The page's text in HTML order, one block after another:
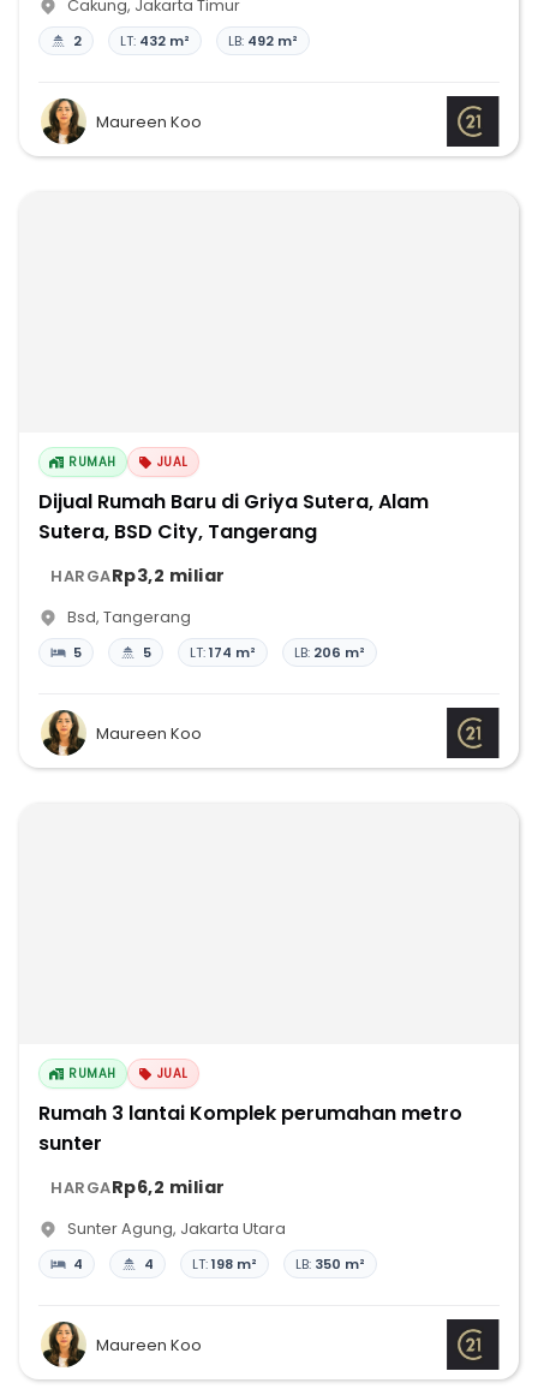
Cakung, Jakarta Timur
2 LT: 432 m² LB: 492 m²
Maureen Koo
RUMAH JUAL
Dijual Rumah Baru di Griya Sutera, Alam
Sutera, BSD City, Tangerang
HARGARp3,2 miliar
Bsd, Tangerang
5 5 LT:174 m² LB: 206 m²
Maureen Koo
RUMAH JUAL
Rumah 3 lantai Komplek perumahan metro
sunter
HARGARp6,2 miliar
Sunter Agung, Jakarta Utara
4 4 LT:198 m² LB: 350 m²
Maureen Koo